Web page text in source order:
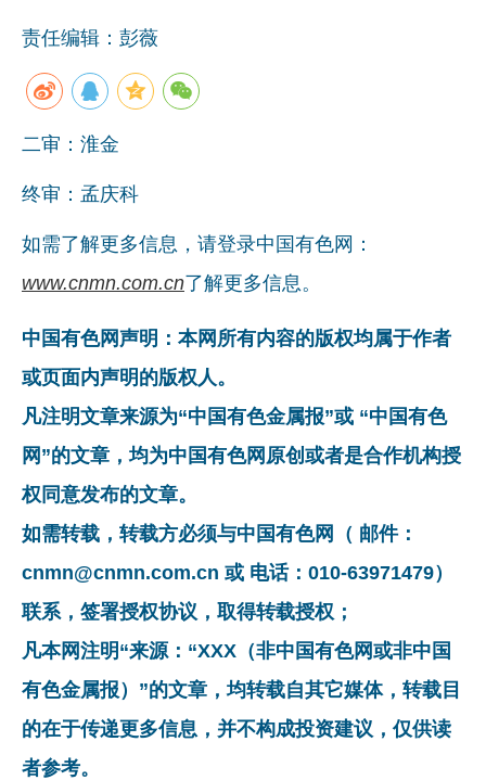
责任编辑：彭薇
二审：淮金
终审：孟庆科
如需了解更多信息，请登录中国有色网：
www.cnmn.com.cn了解更多信息。
中国有色网声明：本网所有内容的版权均属于作者
或页面内声明的版权人。
凡注明文章来源为“中国有色金属报”或 “中国有色
网”的文章，均为中国有色网原创或者是合作机构授
权同意发布的文章。
如需转载，转载方必须与中国有色网（ 邮件：
cnmn@cnmn.com.cn 或 电话：010-63971479）
联系，签署授权协议，取得转载授权；
凡本网注明“来源：“XXX（非中国有色网或非中国
有色金属报）”的文章，均转载自其它媒体，转载目
的在于传递更多信息，并不构成投资建议，仅供读
者参考。